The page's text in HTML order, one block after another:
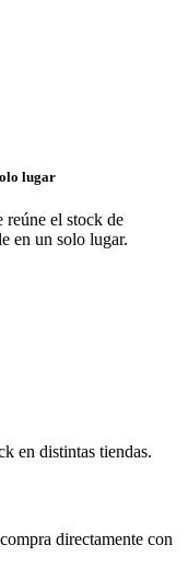
lugar
reúne el stock de
en un solo lugar.
en distintas tiendas.
directamente con